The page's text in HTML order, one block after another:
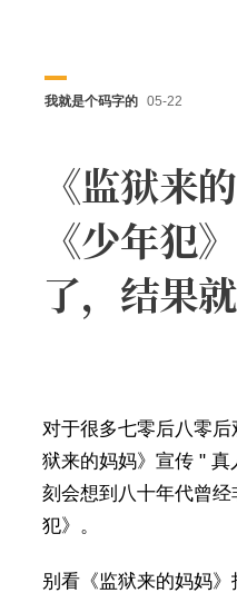
我就是个码字的 05-22
《监狱来
《少年犯
了，结果
对于很多七零后八零
狱来的妈妈》宣传 "
刻会想到八十年代曾
犯》。
别看《监狱来的妈妈